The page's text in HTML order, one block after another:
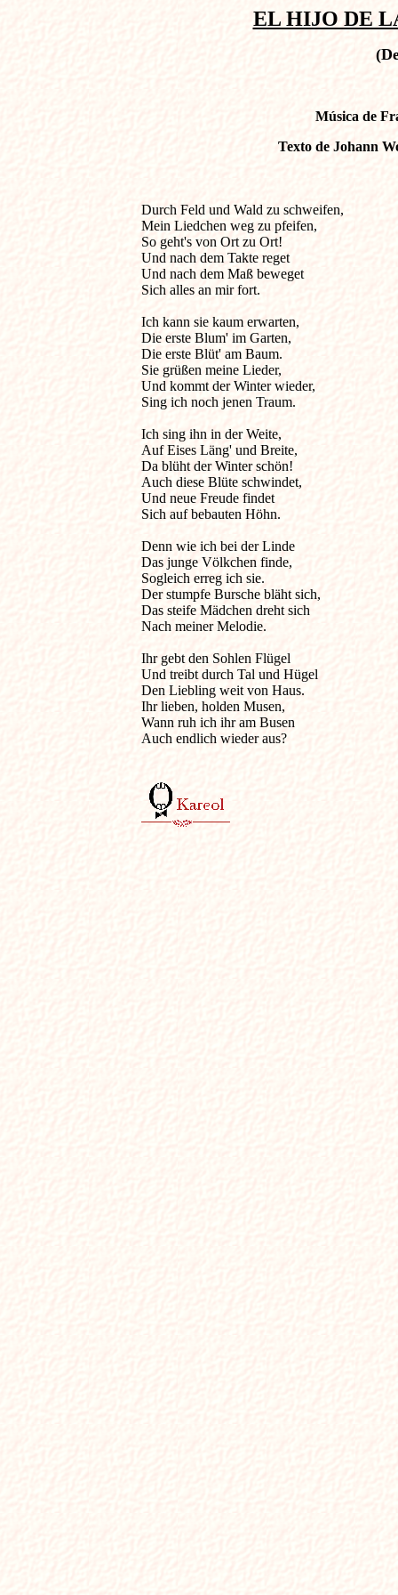
EL HIJO DE
Música de
Texto de Johann
Durch Feld und Wald zu
Mein Liedchen weg zu pfeifen,
So geht's von Ort zu Ort!
Und nach dem Takte reget
Und nach dem Maß beweget
Sich alles an mir fort.
Ich kann sie kaum erwarten,
Die erste Blum' im Garten,
Die erste Blüt' am Baum.
Sie grüßen meine Lieder,
Und kommt der Winter wieder,
Sing ich noch jenen Traum.
Ich sing ihn in der Weite,
Auf Eises Läng' und Breite,
Da blüht der Winter schön!
Auch diese Blüte schwindet,
Und neue Freude findet
Sich auf bebauten Höhn.
Denn wie ich bei der Linde
Das junge Völkchen finde,
Sogleich erreg ich sie.
Der stumpfe Bursche bläht sich,
Das steife Mädchen dreht sich
Nach meiner Melodie.
Ihr gebt den Sohlen Flügel
Und treibt durch Tal und Hügel
Den Liebling weit von Haus.
Ihr lieben, holden Musen,
Wann ruh ich ihr am Busen
Auch endlich wieder aus?